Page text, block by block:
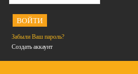
Забыли Ваш пароль?
Создать аккаунт